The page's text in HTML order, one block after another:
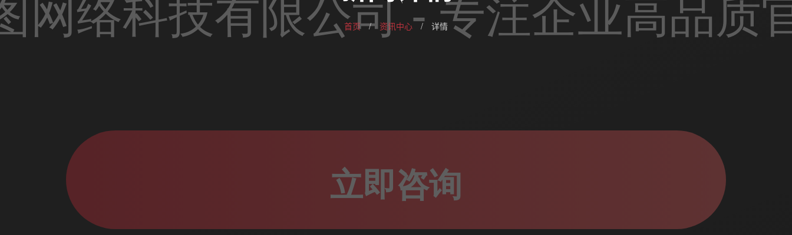
首页 / 资讯中心 / 详情